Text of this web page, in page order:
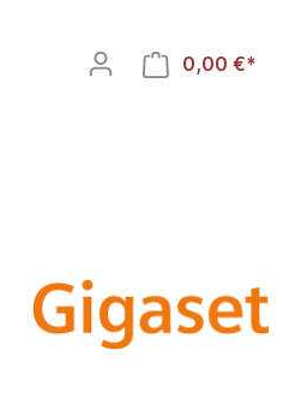
0,00 €*
Tischtelefone